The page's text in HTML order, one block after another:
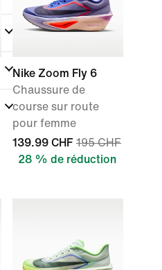
Nike Zoom Fly 6
Chaussure de
course sur route
pour femme
139.99 CHF 195 CHF
28 % de réduction